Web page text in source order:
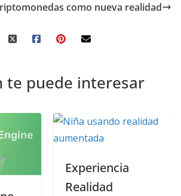
como nueva realidad
te puede interesar
Experiencia
Realidad